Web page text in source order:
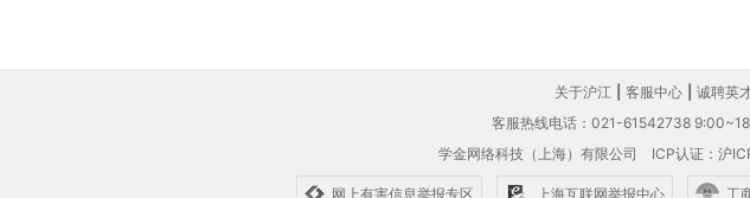
关于沪江 客服中心 诚聘英
客服热线电话：021-61542738
学金网络科技（上海）有限公司 ICP认证：沪
网上有害信息举报专区 上海互联网举报中心 工